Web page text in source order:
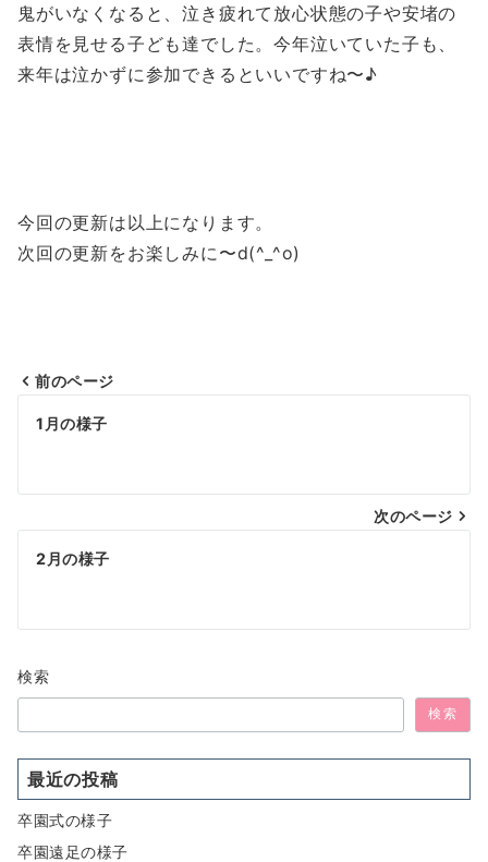
鬼がいなくなると、泣き疲れて放心状態の子や安堵の
表情を見せる子ども達でした。今年泣いていた子も、
来年は泣かずに参加できるといいですね〜♪
今回の更新は以上になります。
次回の更新をお楽しみに〜d(^_^o)
投
ビ
ゲ
シ
ョ
ン
前のページ
1月の様子
次のページ
2月の様子
検索
検索
最近の投稿
卒園式の様子
卒園遠足の様子